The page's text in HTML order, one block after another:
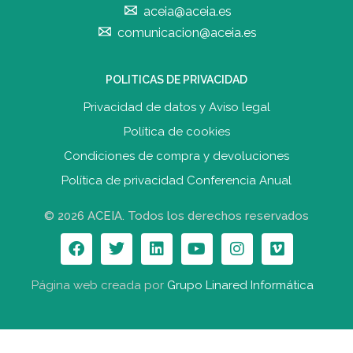
aceia@aceia.es
comunicacion@aceia.es
POLITICAS DE PRIVACIDAD
Privacidad de datos y Aviso legal
Política de cookies
Condiciones de compra y devoluciones
Política de privacidad Conferencia Anual
© 2026 ACEIA. Todos los derechos reservados
Página web creada por Grupo Linared Informática